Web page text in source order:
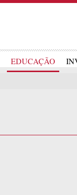
EDUCAÇÃO